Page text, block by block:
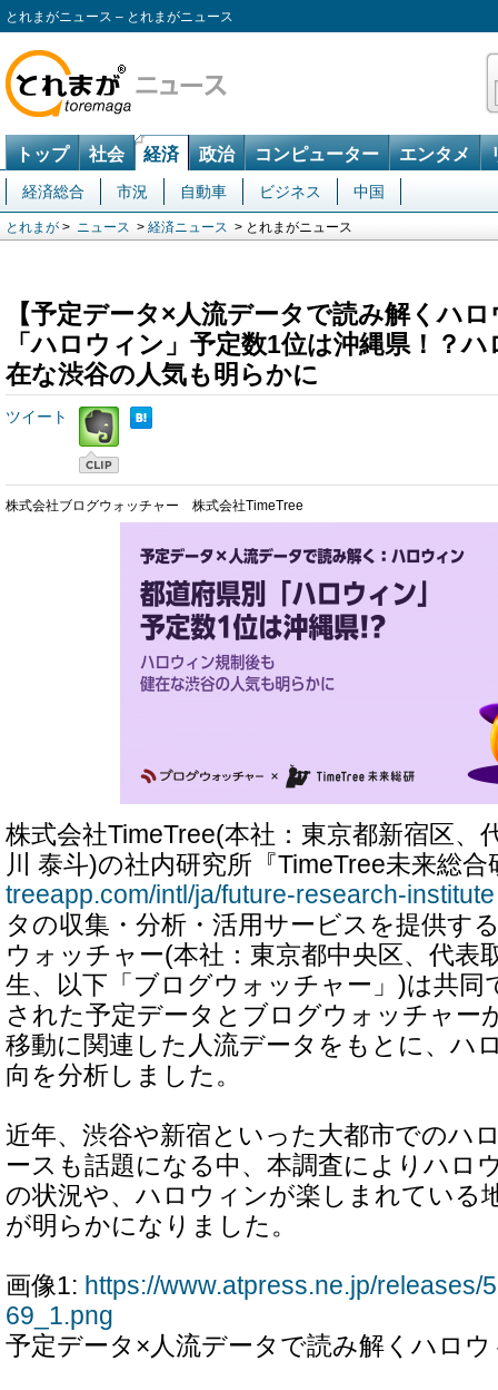
とれまがニュース – とれまがニュース
トップ 社会 経済 政治 コンピューター エンタメ
経済総合 市況 自動車 ビジネス 中国
とれまが > ニュース > 経済ニュース > とれまがニュース
【予定データ×人流データで読み解くハ
「ハロウィン」予定数1位は沖縄県！？
在な渋谷の人気も明らかに
ツイート
株式会社ブログウォッチャー 株式会社TimeTree
株式会社TimeTree(本社：東京都新宿区、
川 泰斗)の社内研究所『TimeTree未来総
treeapp.com/intl/ja/future-research-institute
タの収集・分析・活用サービスを提供す
ウォッチャー(本社：東京都中央区、代表
生、以下「ブログウォッチャー」)は共同
された予定データとブログウォッチャー
移動に関連した人流データをもとに、ハ
向を分析しました。
近年、渋谷や新宿といった大都市でのハ
ースも話題になる中、本調査によりハロ
の状況や、ハロウィンが楽しまれている
が明らかになりました。
画像1: https://www.atpress.ne.jp/releases/
69_1.png
予定データ×人流データで読み解くハロ